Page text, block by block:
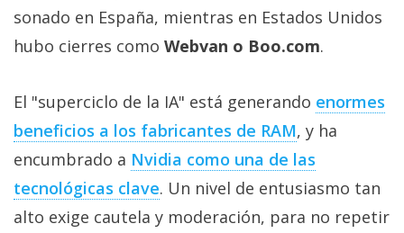
sonado en España, mientras en Estados Unidos
hubo cierres como Webvan o Boo.com.
El "superciclo de la IA" está generando enormes
beneficios a los fabricantes de RAM‎, y ha
encumbrado a Nvidia como una de las
tecnológicas clave‎. Un nivel de entusiasmo tan
alto exige cautela y moderación, para no repetir